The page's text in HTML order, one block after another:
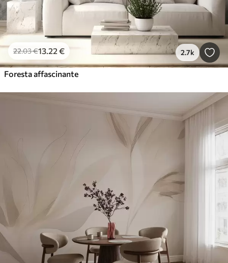
22.03€13.22 € 2.7k
Foresta affascinante